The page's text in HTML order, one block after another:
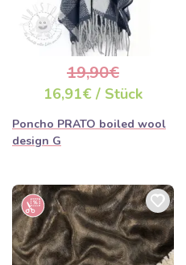
19,90€
16,91€ / Stück
Poncho PRATO boiled wool
design G